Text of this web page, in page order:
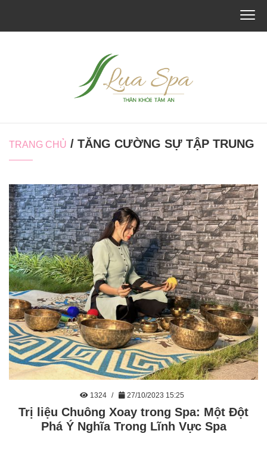
TRANG CHỦ / TĂNG CƯỜNG SỰ TẬP TRUNG
1324 27/10/2023 15:25
Trị liệu Chuông Xoay trong Spa: Một Đột
Phá Ý Nghĩa Trong Lĩnh Vực Spa